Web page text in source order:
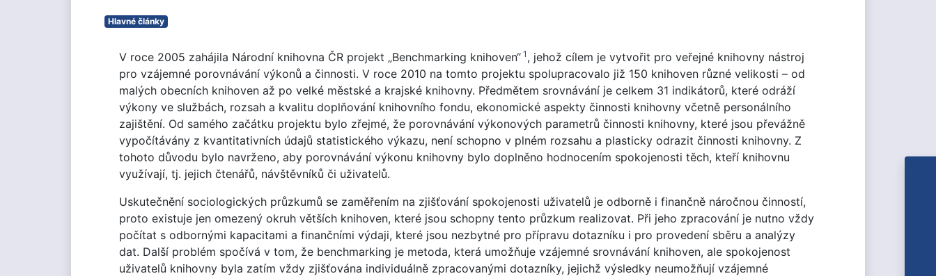
Hlavné články
V roce 2005 zahájila Národní knihovna ČR projekt „Benchmarking knihoven“ 1 , jehož cílem je vytvořit pro veřejné knihovny nástroj
pro vzájemné porovnávání výkonů a činnosti. V roce 2010 na tomto projektu spolupracovalo již 150 knihoven různé velikosti – od
malých obecních knihoven až po velké městské a krajské knihovny. Předmětem srovnávání je celkem 31 indikátorů, které odráží
výkony ve službách, rozsah a kvalitu doplňování knihovního fondu, ekonomické aspekty činnosti knihovny včetně personálního
zajištění. Od samého začátku projektu bylo zřejmé, že porovnávání výkonových parametrů činnosti knihovny, které jsou převážně
vypočítávány z kvantitativních údajů statistického výkazu, není schopno v plném rozsahu a plasticky odrazit činnosti knihovny. Z
tohoto důvodu bylo navrženo, aby porovnávání výkonu knihovny bylo doplněno hodnocením spokojenosti těch, kteří knihovnu
využívají, tj. jejich čtenářů, návštěvníků či uživatelů.
Uskutečnění sociologických průzkumů se zaměřením na zjišťování spokojenosti uživatelů je odborně i finančně náročnou činností,
proto existuje jen omezený okruh větších knihoven, které jsou schopny tento průzkum realizovat. Při jeho zpracování je nutno vždy
počítat s odbornými kapacitami a finančními výdaji, které jsou nezbytné pro přípravu dotazníku i pro provedení sběru a analýzy
dat. Další problém spočívá v tom, že benchmarking je metoda, která umožňuje vzájemné srovnávání knihoven, ale spokojenost
uživatelů knihovny byla zatím vždy zjišťována individuálně zpracovanými dotazníky, jejichž výsledky neumožňují vzájemné